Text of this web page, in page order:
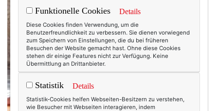
Funktionelle Cookies Details
Diese Cookies finden Verwendung, um die
Benutzerfreundlichkeit zu verbessern. Sie dienen vorwiegend
zum Speichern von Einstellungen, die du bei früheren
Besuchen der Website gemacht hast. Ohne diese Cookies
stehen dir einige Features nicht zur Verfügung. Keine
Übermittlung an Drittanbieter.
Statistik Details
Statistik-Cookies helfen Webseiten-Besitzern zu verstehen,
wie Besucher mit Webseiten interagieren, indem